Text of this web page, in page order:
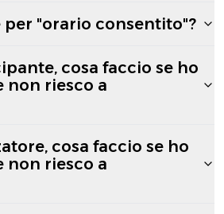
per "orario consentito"?
cosa faccio se ho
non riesco a
cosa faccio se ho
non riesco a